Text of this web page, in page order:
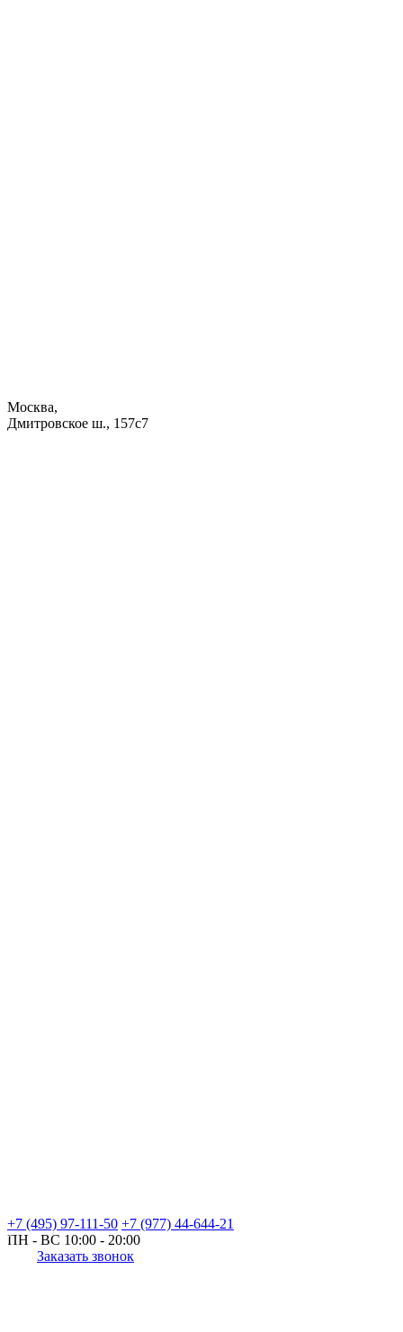
Москва,
Дмитровское ш., 157с7
+7 (495) 97-111-50 +7 (977) 44-644-21
ПН - ВС 10:00 - 20:00
Заказать звонок